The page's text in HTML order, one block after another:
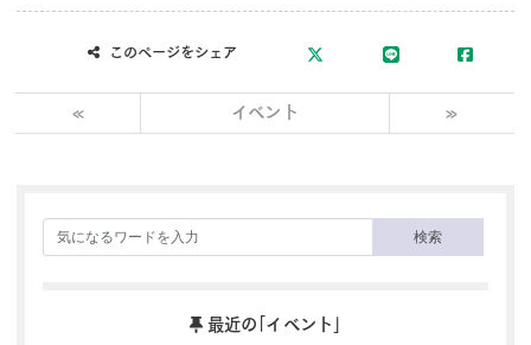
このページをシェア
« イベント »
検索
最近の｢イベント｣